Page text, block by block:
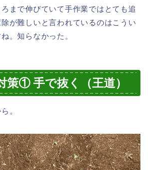
まで伸びていて手作業ではとても追
が難しいと言われているのはこうい
。知らなかった。
策① 手で抜く（王道）
。